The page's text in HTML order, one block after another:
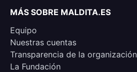
MÁS SOBRE MALDITA.ES
Equipo
Nuestras cuentas
Transparencia de la organización
La Fundación